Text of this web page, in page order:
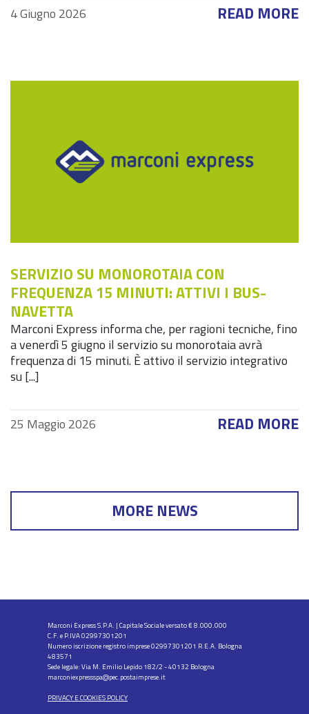
4 Giugno 2026 READ MORE
SERVIZIO SU MONOROTAIA CON
FREQUENZA 15 MINUTI: ATTIVI I BUS-
NAVETTA
Marconi Express informa che, per ragioni tecniche, fino
a venerdì 5 giugno il servizio su monorotaia avrà
frequenza di 15 minuti. È attivo il servizio integrativo
su [...]
25 Maggio 2026 READ MORE
MORE NEWS
Marconi Express S.P.A. | Capitale Sociale versato € 8.000.000
C.F. e P.IVA 02997301201
Numero iscrizione registro imprese 02997301201 R.E.A. Bologna
483571
Sede legale: Via M. Emilio Lepido 182/2 - 40132 Bologna
marconiexpressspa@pec.postaimprese.it
PRIVACY E COOKIES POLICY